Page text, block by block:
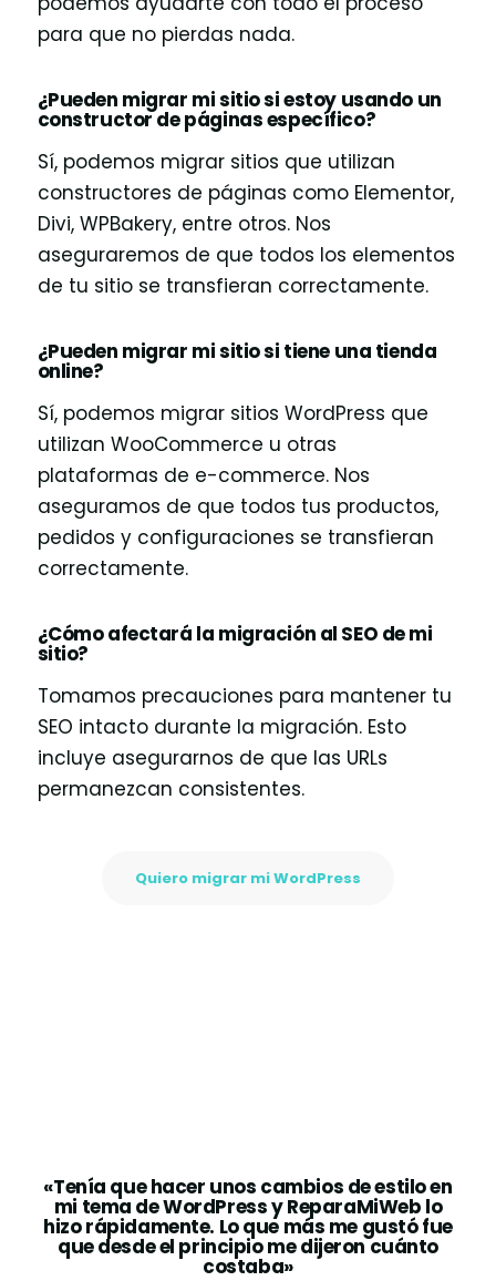
para que no pierdas nada.
¿Pueden migrar mi sitio si estoy usando un
constructor de páginas específico?
Sí, podemos migrar sitios que utilizan
constructores de páginas como Elementor,
Divi, WPBakery, entre otros. Nos
aseguraremos de que todos los elementos
de tu sitio se transfieran correctamente.
¿Pueden migrar mi sitio si tiene una tienda
online?
Sí, podemos migrar sitios WordPress que
utilizan WooCommerce u otras
plataformas de e-commerce. Nos
aseguramos de que todos tus productos,
pedidos y configuraciones se transfieran
correctamente.
¿Cómo afectará la migración al SEO de mi
sitio?
Tomamos precauciones para mantener tu
SEO intacto durante la migración. Esto
incluye asegurarnos de que las URLs
permanezcan consistentes.
Quiero migrar mi WordPress
«Tenía que hacer unos cambios de estilo en
mi tema de WordPress y ReparaMiWeb lo
hizo rápidamente. Lo que más me gustó fue
que desde el principio me dijeron cuánto
costaba»